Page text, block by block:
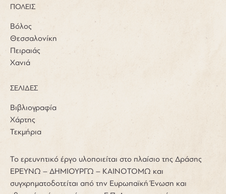
ΠΟΛΕΙΣ
Βόλος
Θεσσαλονίκη
Πειραιάς
Χανιά
ΣΕΛΙΔΕΣ
Βιβλιογραφία
Χάρτης
Τεκμήρια
Το ερευνητικό έργο υλοποιείται στο πλαίσιο της Δράσης
ΕΡΕΥΝΩ – ΔΗΜΙΟΥΡΓΩ – ΚΑΙΝΟΤΟΜΩ και
συγχρηματοδοτείται από την Ευρωπαϊκή Ένωση και